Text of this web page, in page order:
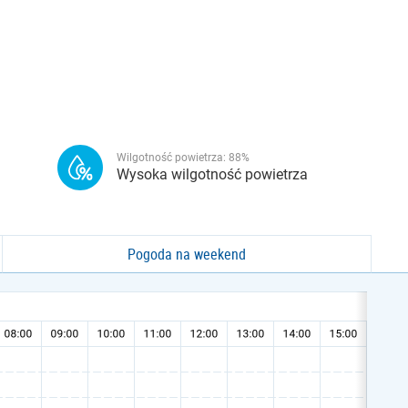
Wilgotność powietrza: 88%
Wysoka wilgotność powietrza
Pogoda na weekend